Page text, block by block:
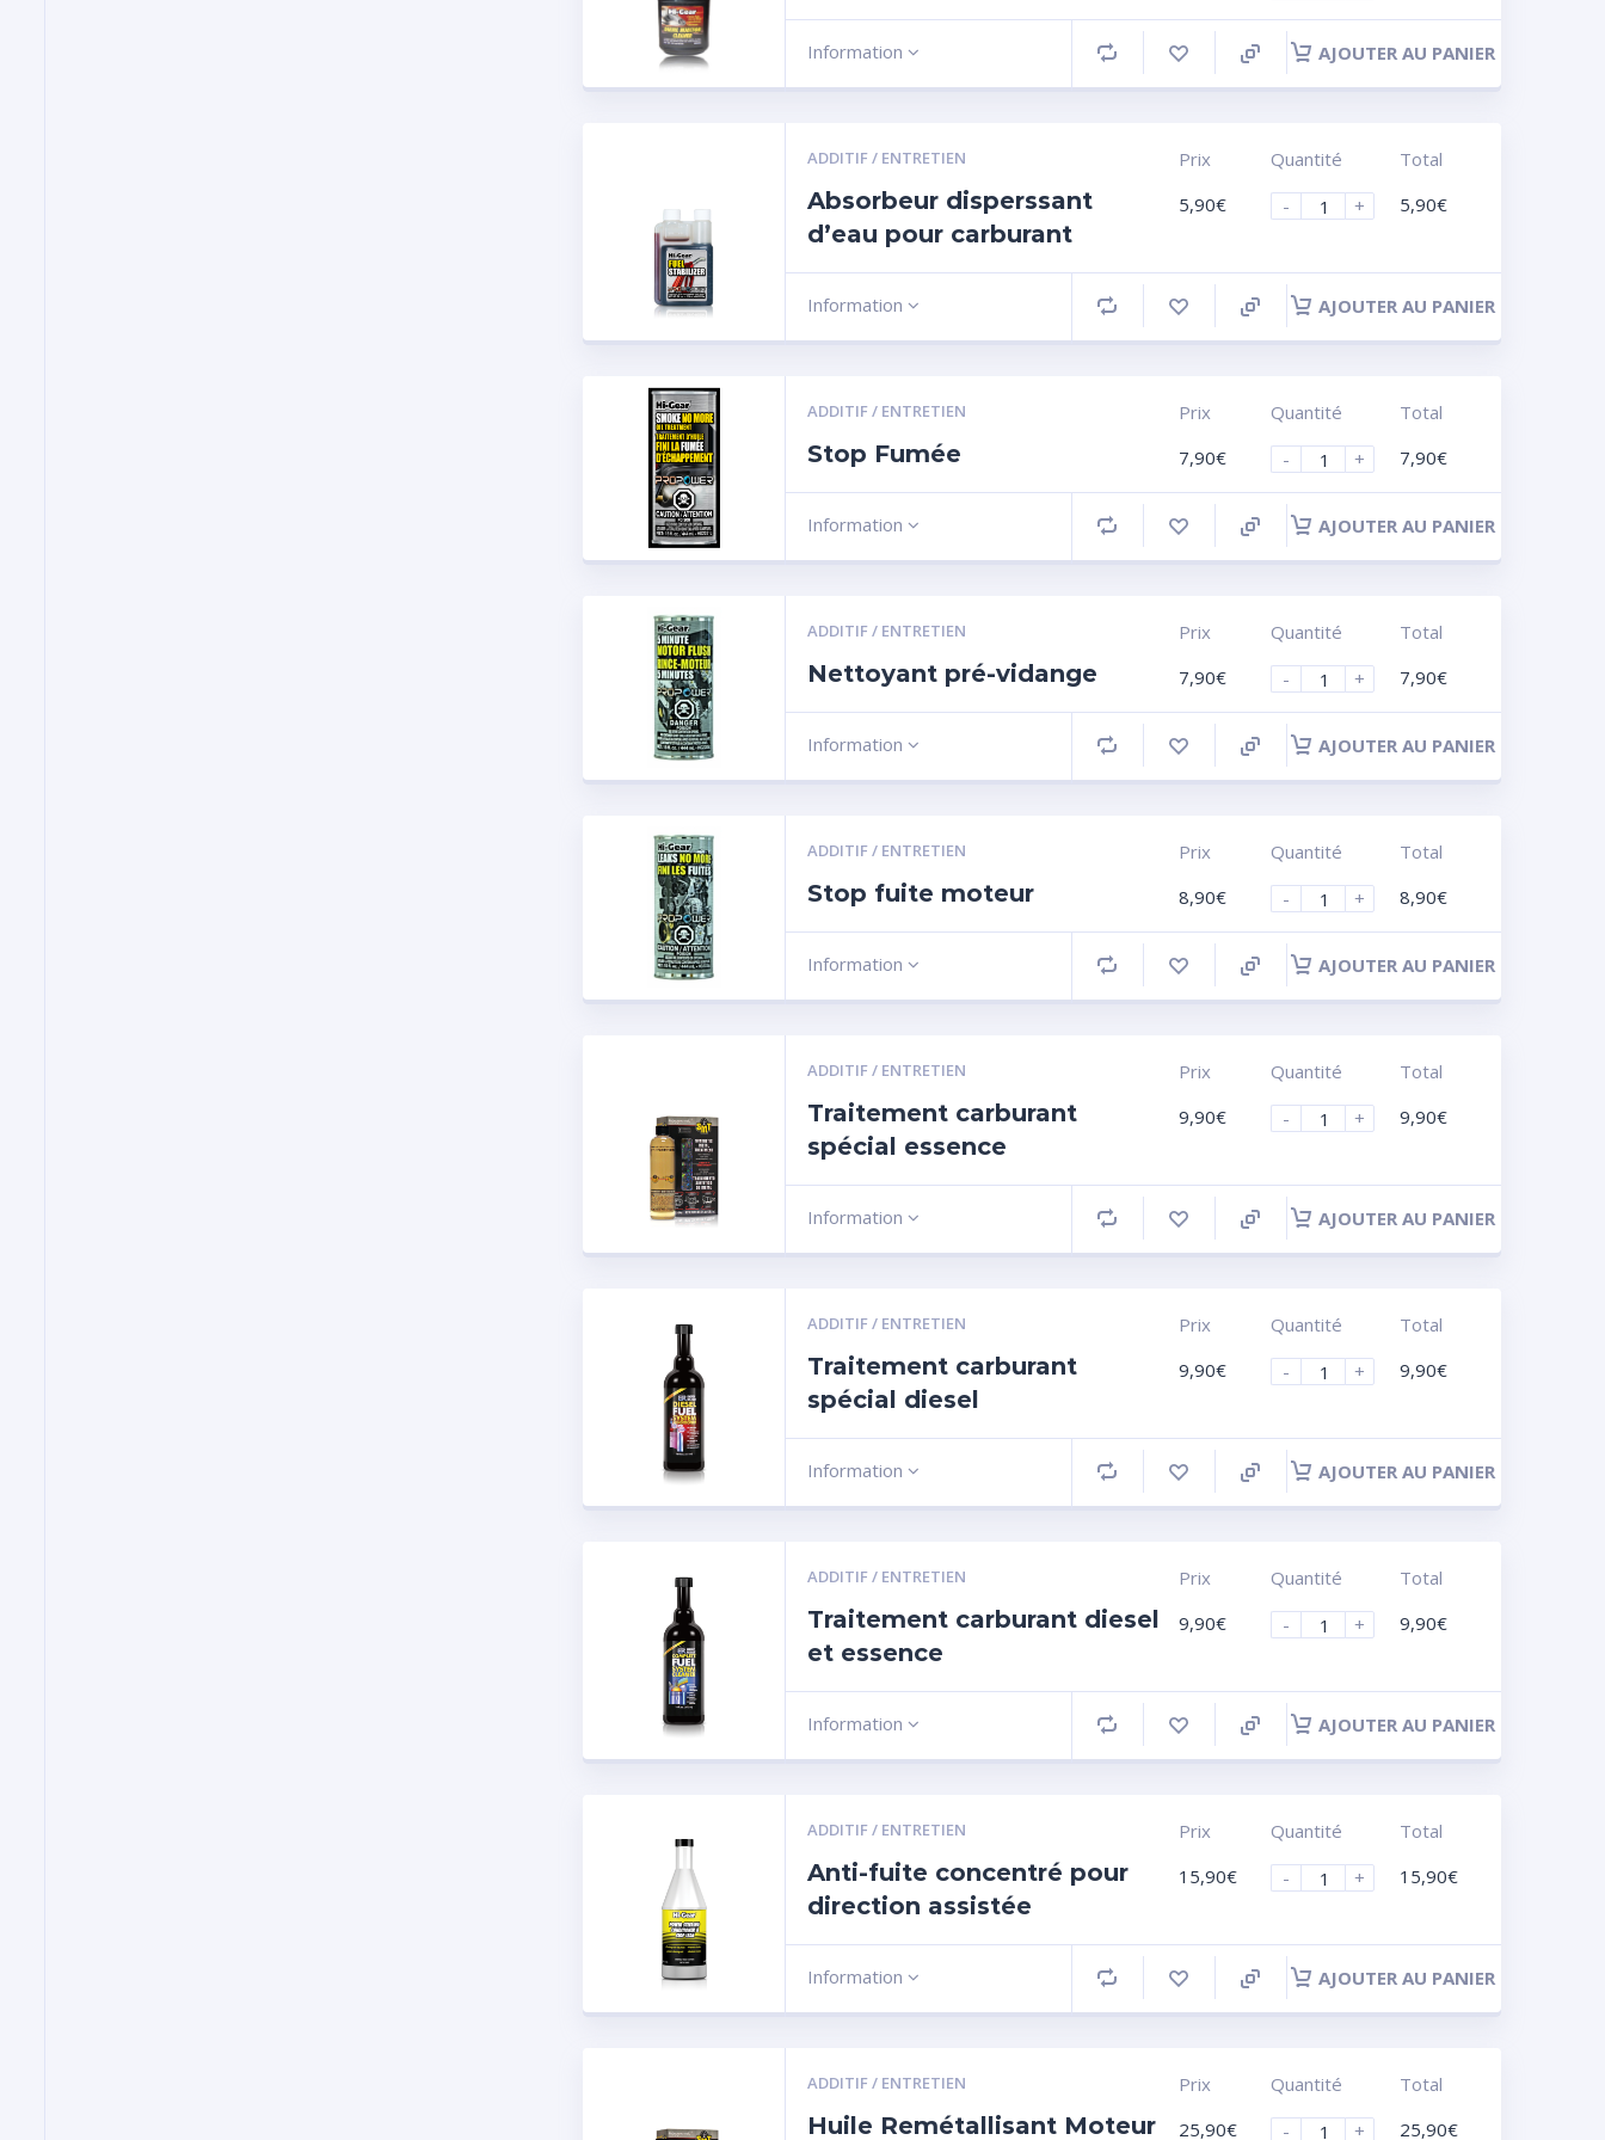
Information AJOUTER AU PANIER
ADDITIF / ENTRETIEN
Absorbeur disperssant
d’eau pour carburant
Prix
5,90€
Quantité
-
+
Total
5,90€
Information AJOUTER AU PANIER
ADDITIF / ENTRETIEN
Stop Fumée
Prix
7,90€
Quantité
-
+
Total
7,90€
Information AJOUTER AU PANIER
ADDITIF / ENTRETIEN
Nettoyant pré-vidange
Prix
7,90€
Quantité
-
+
Total
7,90€
Information AJOUTER AU PANIER
ADDITIF / ENTRETIEN
Stop fuite moteur
Prix
8,90€
Quantité
-
+
Total
8,90€
Information AJOUTER AU PANIER
ADDITIF / ENTRETIEN
Traitement carburant
spécial essence
Prix
9,90€
Quantité
-
+
Total
9,90€
Information AJOUTER AU PANIER
ADDITIF / ENTRETIEN
Traitement carburant
spécial diesel
Prix
9,90€
Quantité
-
+
Total
9,90€
Information AJOUTER AU PANIER
ADDITIF / ENTRETIEN
Traitement carburant diesel
et essence
Prix
9,90€
Quantité
-
+
Total
9,90€
Information AJOUTER AU PANIER
ADDITIF / ENTRETIEN
Anti-fuite concentré pour
direction assistée
Prix
15,90€
Quantité
-
+
Total
15,90€
Information AJOUTER AU PANIER
ADDITIF / ENTRETIEN
Huile Remétallisant Moteur
Prix
25,90€
Quantité
-
+
Total
25,90€